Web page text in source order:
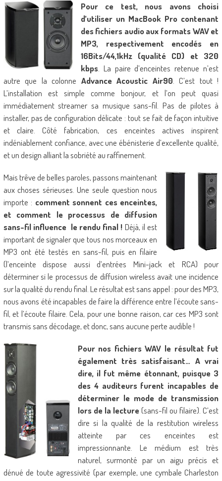
Pour ce test, nous avons choisi
d’utiliser un MacBook Pro contenant
des fichiers audio aux formats WAV et
MP3, respectivement encodés en
16Bits/44,1kHz (qualité CD) et 320
kbps. La paire d’enceintes retenue n’est
autre que la colonne Advance Acoustic Air90 . C’est tout !
L’installation est simple comme bonjour, et l’on peut quasi
immédiatement streamer sa musique sans-fil. Pas de pilotes à
installer, pas de configuration délicate : tout se fait de façon intuitive
et claire. Côté fabrication, ces enceintes actives inspirent
indéniablement confiance, avec une ébénisterie d’excellente qualité,
et un design alliant la sobriété au raffinement.
Mais trêve de belles paroles, passons maintenant
aux choses sérieuses. Une seule question nous
importe : comment sonnent ces enceintes,
et comment le processus de diffusion
sans-fil influence le rendu final ! Déjà, il est
important de signaler que tous nos morceaux en
MP3 ont été testés en sans-fil, puis en filaire
(l’enceinte dispose aussi d’entrées Mini-jack et RCA) pour
déterminer si le processus de diffusion wireless avait une incidence
sur la qualité du rendu final. Le résultat est sans appel : pour des MP3,
nous avons été incapables de faire la différence entre l’écoute sans-
fil, et l’écoute filaire. Cela, pour une bonne raison, car ces MP3 sont
transmis sans décodage, et donc, sans aucune perte audible !
Pour nos fichiers WAV le résultat fut
également très satisfaisant… A vrai
dire, il fut même étonnant, puisque 3
des 4 auditeurs furent incapables de
déterminer le mode de transmission
lors de la lecture(sans-fil ou filaire). C’est
dire si la qualité de la restitution wireless
atteinte par ces enceintes est
impressionnante. Le médium est très
naturel, surmonté par un aigu précis et
dénué de toute agressivité (par exemple, une cymbale Charleston